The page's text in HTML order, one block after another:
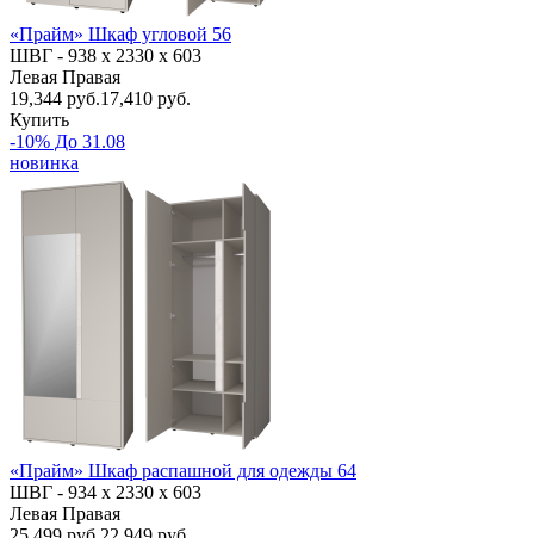
«Прайм» Шкаф угловой 56
ШВГ - 938 х 2330 х 603
Левая Правая
19,344 руб.17,410 руб.
Купить
-10% До 31.08
новинка
«Прайм» Шкаф распашной для одежды 64
ШВГ - 934 х 2330 х 603
Левая Правая